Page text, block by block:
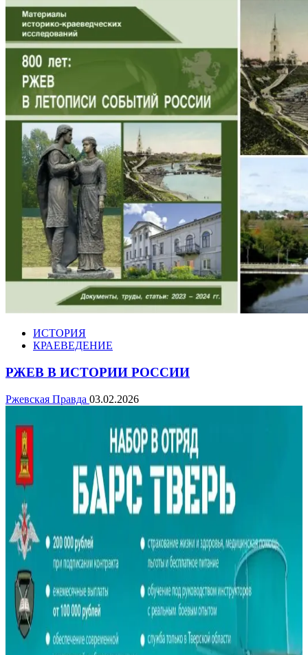
ИСТОРИЯ
КРАЕВЕДЕНИЕ
РЖЕВ В ИСТОРИИ РОССИИ
Ржевская Правда 03.02.2026